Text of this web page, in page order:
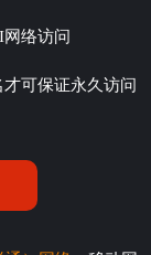
络访问
可保证永久访问